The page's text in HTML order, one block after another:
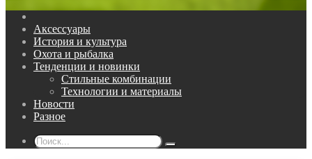
Аксессуары
История и культура
Охота и рыбалка
Тенденции и новинки
Стильные комбинации
Технологии и материалы
Новости
Разное
Поиск...